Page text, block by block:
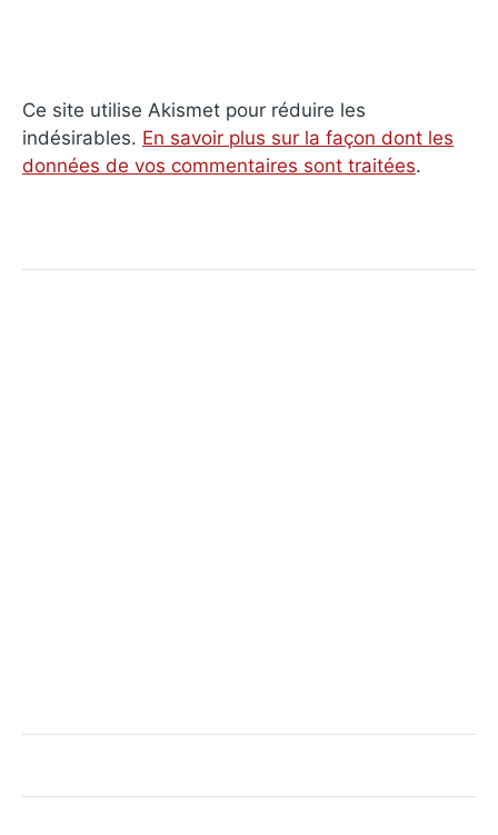
Ce site utilise Akismet pour réduire les
indésirables. En savoir plus sur la façon dont les
données de vos commentaires sont traitées.